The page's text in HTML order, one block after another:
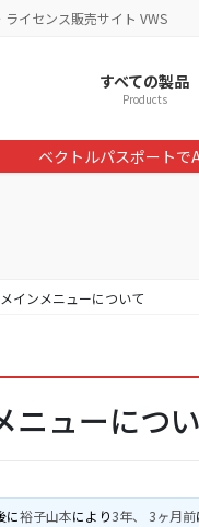
イセンス販売サイト VWS
すべての製品
Products
ベクトルパスポートで
インメニューについて
ニューにつ
に裕子山本により3年、 3ヶ月前